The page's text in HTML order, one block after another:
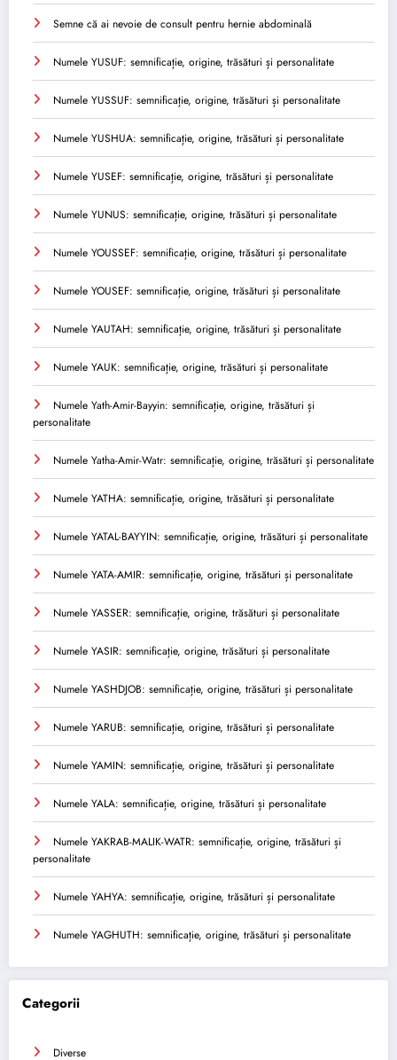
Semne că ai nevoie de consult pentru hernie abdominală
Numele YUSUF: semnificație, origine, trăsături și personalitate
Numele YUSSUF: semnificație, origine, trăsături și personalitate
Numele YUSHUA: semnificație, origine, trăsături și personalitate
Numele YUSEF: semnificație, origine, trăsături și personalitate
Numele YUNUS: semnificație, origine, trăsături și personalitate
Numele YOUSSEF: semnificație, origine, trăsături și personalitate
Numele YOUSEF: semnificație, origine, trăsături și personalitate
Numele YAUTAH: semnificație, origine, trăsături și personalitate
Numele YAUK: semnificație, origine, trăsături și personalitate
Numele Yath-Amir-Bayyin: semnificație, origine, trăsături și
personalitate
Numele Yatha-Amir-Watr: semnificație, origine, trăsături și personalitate
Numele YATHA: semnificație, origine, trăsături și personalitate
Numele YATAL-BAYYIN: semnificație, origine, trăsături și personalitate
Numele YATA-AMIR: semnificație, origine, trăsături și personalitate
Numele YASSER: semnificație, origine, trăsături și personalitate
Numele YASIR: semnificație, origine, trăsături și personalitate
Numele YASHDJOB: semnificație, origine, trăsături și personalitate
Numele YARUB: semnificație, origine, trăsături și personalitate
Numele YAMIN: semnificație, origine, trăsături și personalitate
Numele YALA: semnificație, origine, trăsături și personalitate
Numele YAKRAB-MALIK-WATR: semnificație, origine, trăsături și
personalitate
Numele YAHYA: semnificație, origine, trăsături și personalitate
Numele YAGHUTH: semnificație, origine, trăsături și personalitate
Categorii
Diverse